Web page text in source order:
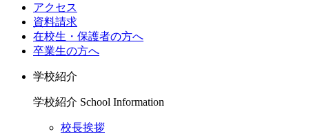
アクセス
資料請求
在校生・保護者の方へ
卒業生の方へ
学校紹介
学校紹介 School Information
校長挨拶